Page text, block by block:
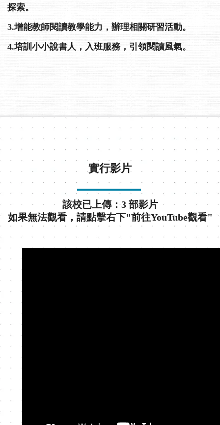
探索。
3.增能教師閱讀教學能力，辦理相關研習活動。
4.培訓小小說書人，入班服務，引領閱讀風氣。
實行影片
該校已上傳：3 部影片
如果無法觀看，請點擊右下"前往YouTube觀看"